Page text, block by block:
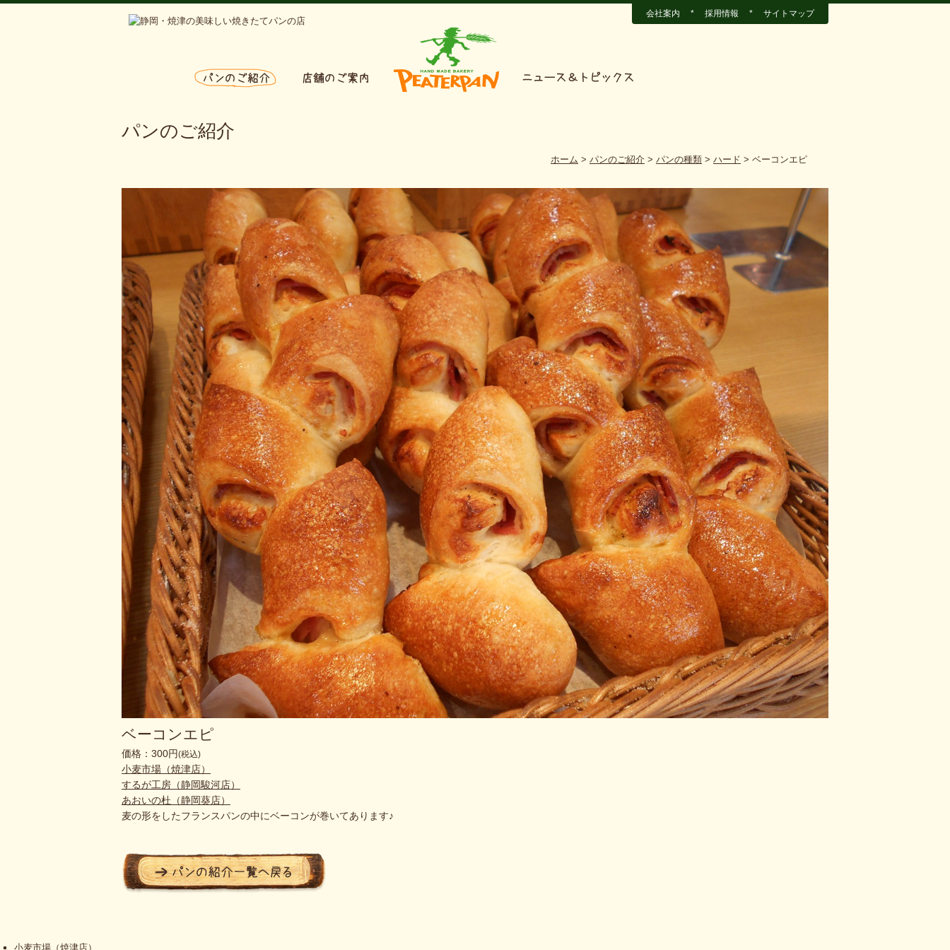
会社案内 * 採用情報 * サイトマップ
パンのご紹介
ホーム > パンのご紹介 > パンの種類 > ハード > ベーコンエピ
ベーコンエピ
価格：300円(税込)
小麦市場（焼津店）
するが工房（静岡駿河店）
あおいの杜（静岡葵店）
麦の形をしたフランスパンの中にベーコンが巻いてあります♪
小麦市場（焼津店）